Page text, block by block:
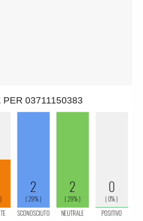
PER 03711150383